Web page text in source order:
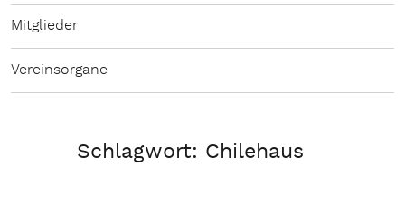
Mitglieder
Vereinsorgane
Schlagwort: Chilehaus